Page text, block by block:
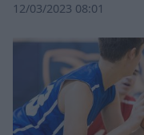
12/03/2023 08:01